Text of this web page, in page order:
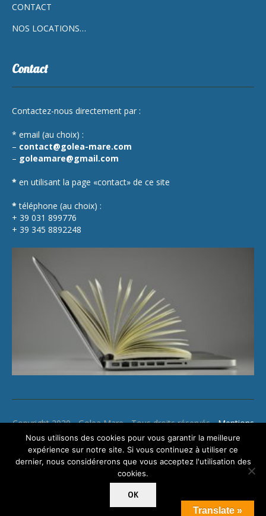
CONTACT
NOS LOCATIONS…
Contact
Contactez-nous directement par :
* email (au choix) :
– contact@golea-mare.com
– goleamare@gmail.com
* en utilisant la page «contact» de ce site
* téléphone (au choix) :
+ 39 031 899776
+ 39 345 8892248
Copyright 2020 - Golea Mare - Tous droits réservés -Mentions
légales
Translate »
Nous utilisons des cookies pour vous garantir la meilleure
expérience sur notre site. Si vous continuez à utiliser ce
dernier, nous considérerons que vous acceptez l'utilisation des
cookies.
OK